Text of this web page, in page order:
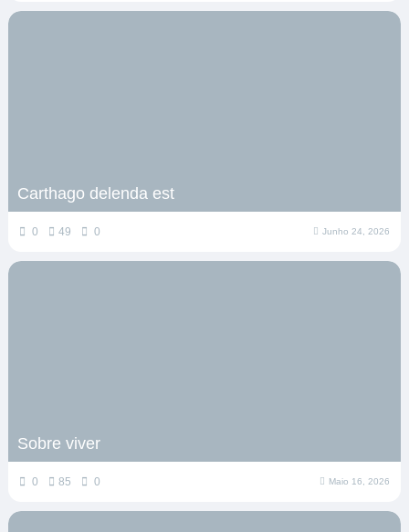
Carthago delenda est
0 49 0 Junho 24, 2026
Sobre viver
0 85 0 Maio 16, 2026